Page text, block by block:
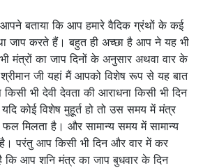
बताया कि आप हमारे वैदिक ग्रंथों के कई
जाप करते हैं। बहुत ही अच्छा है आप ने यह भी
मंत्रों का जाप दिनों के अनुसार अथवा वार के
जी यहां मैं आपको विशेष रूप से यह बात
भी देवी देवता की आराधना किसी भी दिन
कोई विशेष मुहूर्त हो तो उस समय में मंत्र
मिलता है। और सामान्य समय में सामान्य
परंतु आप किसी भी दिन और वार में कर
आप शनि मंत्र का जाप बुधवार के दिन